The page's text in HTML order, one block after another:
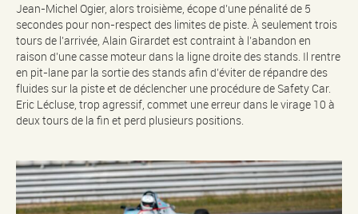
Jean-Michel Ogier, alors troisième, écope d’une pénalité de 5
secondes pour non-respect des limites de piste. À seulement trois
tours de l’arrivée, Alain Girardet est contraint à l’abandon en
raison d’une casse moteur dans la ligne droite des stands. Il rentre
en pit-lane par la sortie des stands afin d’éviter de répandre des
fluides sur la piste et de déclencher une procédure de Safety Car.
Eric Lécluse, trop agressif, commet une erreur dans le virage 10 à
deux tours de la fin et perd plusieurs positions.